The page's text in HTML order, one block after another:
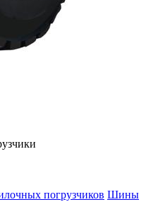
погрузчиков Шины